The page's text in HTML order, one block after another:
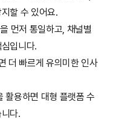
할 수 있어요.
먼저 통일하고, 채널별
입니다.
더 빠르게 유의미한 인사
활용하면 대형 플랫폼 수
다.